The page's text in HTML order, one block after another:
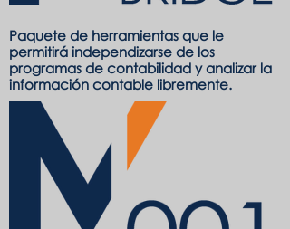
Paquete de herramientas que le
permitirá independizarse de los
programas de contabilidad y analizar la
información contable libremente.